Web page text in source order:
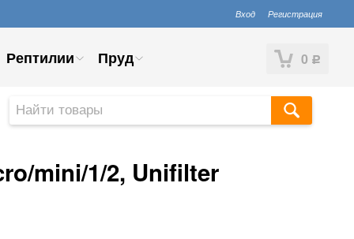
Вход Регистрация
0 Р
Рептилии Пруд
mini/1/2, Unifilter